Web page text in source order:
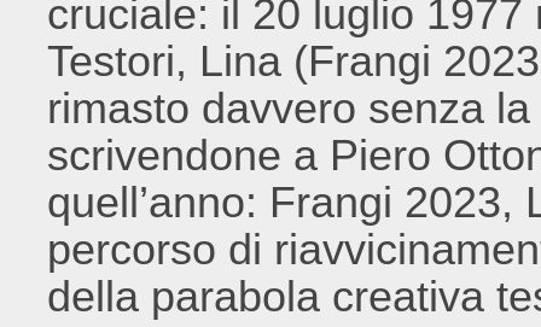
cruciale: il 20 luglio 1977
Testori, Lina (Frangi
rimasto davvero senza
scrivendone a Piero
quell’anno: Frangi
percorso di
della parabola creativa